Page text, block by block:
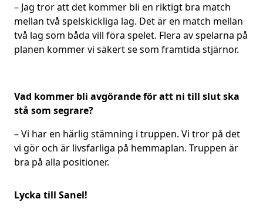
– Jag tror att det kommer bli en riktigt bra match
mellan två spelskickliga lag. Det är en match mellan
två lag som båda vill föra spelet. Flera av spelarna på
planen kommer vi säkert se som framtida stjärnor.
Vad kommer bli avgörande för att ni till slut ska
stå som segrare?
– Vi har en härlig stämning i truppen. Vi tror på det
vi gör och är livsfarliga på hemmaplan. Truppen är
bra på alla positioner.
Lycka till Sanel!